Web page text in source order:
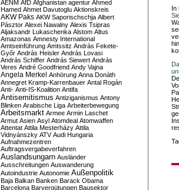
In
AENM AfD Afghanistan agentur Ahmed
Hamed Ahmet Davutoglu Aktionskreis
AKW Paks AKW Saporischschja Albert
Pásztor Alexei Nawalny Alexis Tsipras
Aljaksandr Lukaschenka Alstom Altus
Amazonas Amnesty International
Amtseinführung Amtssitz András Fekete-
Győr András Heisler András Lovasi
András Schiffer András Siewert András
Veres André Goodfriend Andy Vajna
Angela Merkel Anhörung Anna Donáth
Annegret Kramp-Karrenbauer Antal Rogán
Anti- Anti-IS-Koalition Antifa
Antisemitismus Antiziganismus Antony
Blinken Arabische Liga Arbeiterbewegung
Arbeitsmarkt Armee Armin Laschet
Armut Asien Asyl Atomdeal Atomwaffen
Attentat Attila Mesterházy Attila
Vidnyánszky ATV Audi Hungaria
Aufnahmezentren
Auftragsvergabeverfahren
Auslandsungarn Ausländer
Ausschreitungen Auswanderung
Autoindustrie Autonomie Außenpolitik
Baja Balkan Banken Barack Obama
Barcelona Barvergütungen Bausektor